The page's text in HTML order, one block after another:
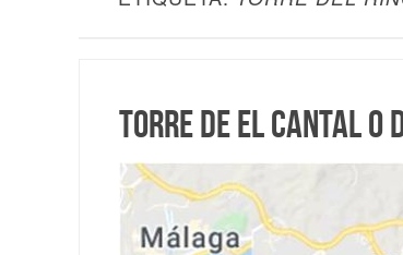
Torre de El Cantal o